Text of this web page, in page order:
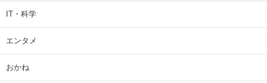
IT・科学
エンタメ
おかね